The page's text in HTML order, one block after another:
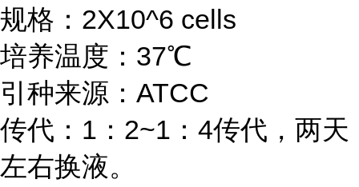
规格：2X10^6 cells
培养温度：37℃
引种来源：ATCC
传代：1：2~1：4传代，两天
左右换液。